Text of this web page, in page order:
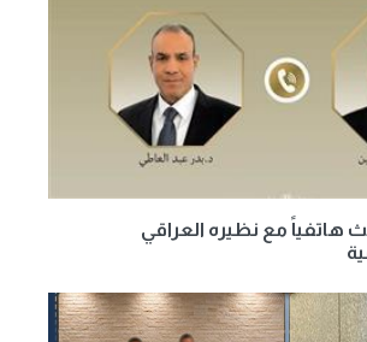
هاتفياً مع نظيره العراقي